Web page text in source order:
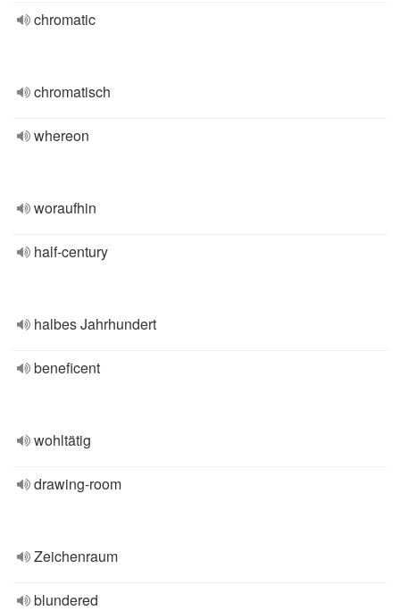
chromatic
chromatisch
whereon
woraufhin
half-century
halbes Jahrhundert
beneficent
wohltätig
drawing-room
Zeichenraum
blundered